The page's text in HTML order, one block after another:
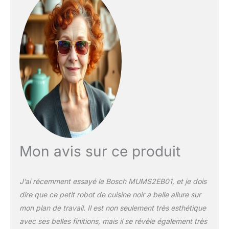
cuisson et de cuisson
rapides, même pour les
pâtes lourdes. Bol
pratique en acier
inoxydable de 3,8 l : avec
une forme intérieure
spéciale pour une
préparation optimale de
la pâte et pour une
capacité de traitement
allant jusqu'à 2,4 kg de
PlanetaryMixing : pour
mélanger rapidement et
niveaux de travail sont
disponibles pour les
grandes tâches.
Accessoires inclus :
Mon avis sur ce produit
J’ai récemment essayé le Bosch MUMS2EB01, et je dois
dire que ce petit robot de cuisine noir a belle allure sur
mon plan de travail. Il est non seulement très esthétique
avec ses belles finitions, mais il se révèle également très